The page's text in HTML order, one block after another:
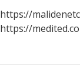
https://
https://